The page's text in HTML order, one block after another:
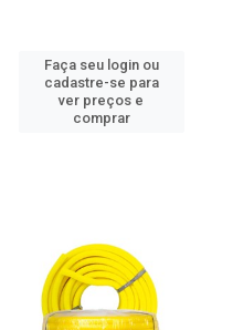
Faça seu login ou
cadastre-se para
ver preços e
comprar